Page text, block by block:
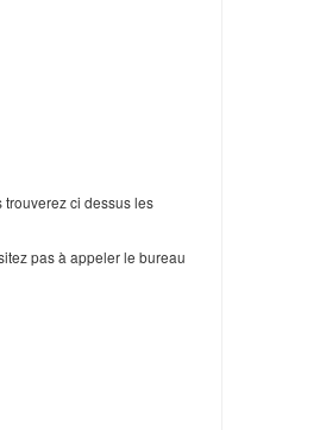
trouverez ci dessus les
pas à appeler le bureau